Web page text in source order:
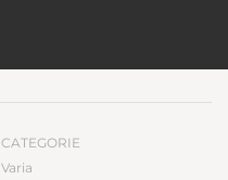
CATEGORIE
Varia